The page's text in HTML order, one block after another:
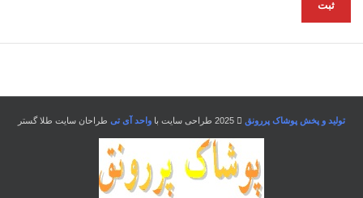
تولید و پخش پوشاک پررونق واحد آی تی طراحان سایت طلا گستر